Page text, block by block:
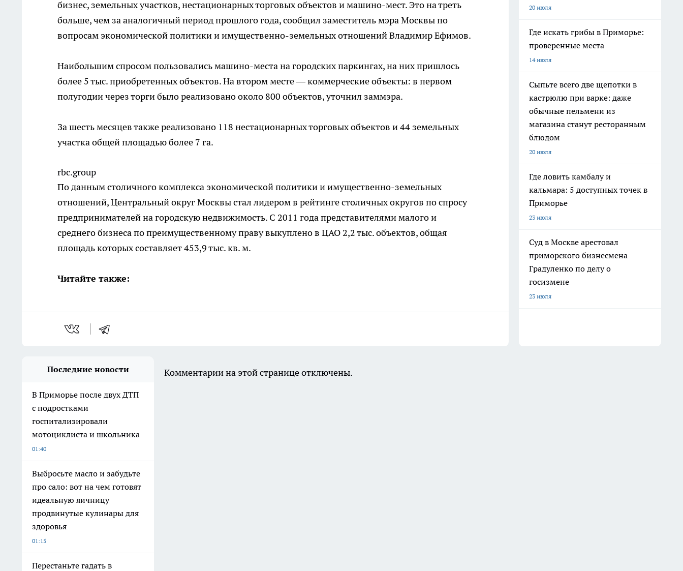
бизнес, земельных участков, нестационарных торговых объектов и машино-мест. Это на треть
больше, чем за аналогичный период прошлого года, сообщил заместитель мэра Москвы по
вопросам экономической политики и имущественно-земельных отношений Владимир Ефимов.
Наибольшим спросом пользовались машино-места на городских паркингах, на них пришлось
более 5 тыс. приобретенных объектов. На втором месте — коммерческие объекты: в первом
полугодии через торги было реализовано около 800 объектов, уточнил заммэра.
За шесть месяцев также реализовано 118 нестационарных торговых объектов и 44 земельных
участка общей площадью более 7 га.
rbc.group
По данным столичного комплекса экономической политики и имущественно-земельных
отношений, Центральный округ Москвы стал лидером в рейтинге столичных округов по спросу
предпринимателей на городскую недвижимость. С 2011 года представителями малого и
среднего бизнеса по преимущественному праву выкуплено в ЦАО 2,2 тыс. объектов, общая
площадь которых составляет 453,9 тыс. кв. м.
Читайте также:
20 июля
Где искать грибы в Приморье:
проверенные места
14 июля
Сыпьте всего две щепотки в
кастрюлю при варке: даже
обычные пельмени из
магазина станут ресторанным
блюдом
20 июля
Где ловить камбалу и
кальмара: 5 доступных точек в
Приморье
23 июля
Суд в Москве арестовал
приморского бизнесмена
Градуленко по делу о
госизмене
23 июля
Последние новости
В Приморье после двух ДТП
с подростками
госпитализировали
мотоциклиста и школьника
01:40
Выбросьте масло и забудьте
про сало: вот на чем готовят
идеальную яичницу
продвинутые кулинары для
здоровья
01:15
Перестаньте гадать в
Комментарии на этой странице отключены.